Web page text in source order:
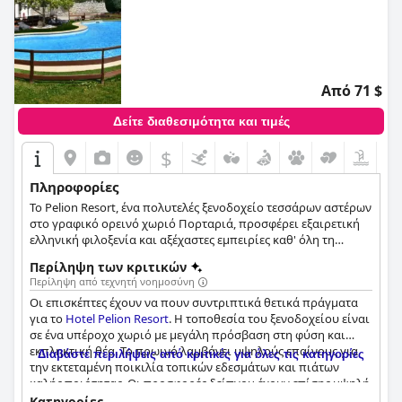
Από 71 $
Δείτε διαθεσιμότητα και τιμές
$
Πληροφορίες
Το Pelion Resort, ένα πολυτελές ξενοδοχείο τεσσάρων αστέρων
στο γραφικό ορεινό χωριό Πορταριά, προσφέρει εξαιρετική
ελληνική φιλοξενία και αξέχαστες εμπειρίες καθ' όλη τη
εστιατόριο στις εγκαταστάσεις, ένα αναζωογονητικό σπα με
διάφορες θεραπείες και κομψά δωμάτια με θέα στον κήπο, την
πισίνα, την πλαγιά του βουνού και την πόλη του Βόλου, οι
επισκέπτες μπορούν να απολαύσουν επιπλέον ανέσεις όπως
εξωτερική πισίνα, παιδική χαρά και ιδιωτικό χώρο
στάθμευσης για μια άνετη και αξέχαστη διαμονή.
Περίληψη των κριτικών
Περίληψη από τεχνητή νοημοσύνη
Οι επισκέπτες έχουν να πουν συντριπτικά θετικά πράγματα
για το Hotel Pelion Resort. Η τοποθεσία του ξενοδοχείου είναι
σε ένα υπέροχο χωριό με μεγάλη πρόσβαση στη φύση και
εκπληκτική θέα. Το πρωινό λαμβάνει υψηλούς επαίνους για
την εκτεταμένη ποικιλία τοπικών εδεσμάτων και πιάτων
καλής ποιότητας. Οι προσφορές δείπνου έχουν επίσης υψηλή
Διαβάστε περιλήψεις από κριτικές για όλες τις κατηγορίες